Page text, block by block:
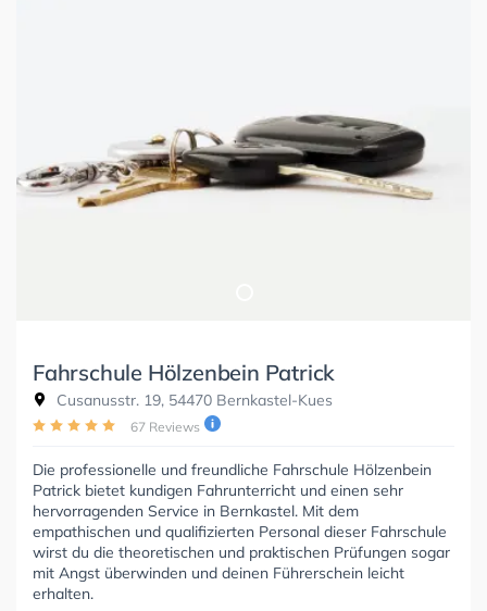
Fahrschule Hölzenbein Patrick
Cusanusstr. 19, 54470 Bernkastel-Kues
67 Reviews
Die professionelle und freundliche Fahrschule Hölzenbein
Patrick bietet kundigen Fahrunterricht und einen sehr
hervorragenden Service in Bernkastel. Mit dem
empathischen und qualifizierten Personal dieser Fahrschule
wirst du die theoretischen und praktischen Prüfungen sogar
mit Angst überwinden und deinen Führerschein leicht
erhalten.